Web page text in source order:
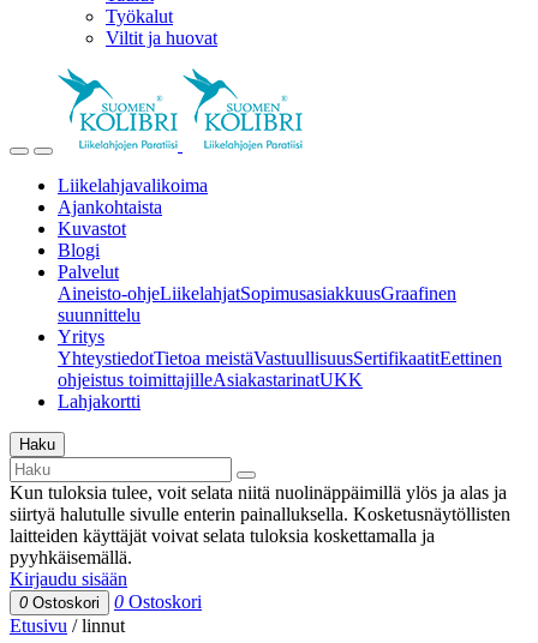
Työkalut
Viltit ja huovat
Liikelahjavalikoima
Ajankohtaista
Kuvastot
Blogi
Palvelut
Aineisto-ohjeLiikelahjatSopimusasiakkuusGraafinen
suunnittelu
Yritys
YhteystiedotTietoa meistäVastuullisuusSertifikaatitEettinen
ohjeistus toimittajilleAsiakastarinatUKK
Lahjakortti
Haku
Kun tuloksia tulee, voit selata niitä nuolinäppäimillä ylös ja alas ja
siirtyä halutulle sivulle enterin painalluksella. Kosketusnäytöllisten
laitteiden käyttäjät voivat selata tuloksia koskettamalla ja
pyyhkäisemällä.
Kirjaudu sisään
0 Ostoskori 0 Ostoskori
Etusivu /linnut